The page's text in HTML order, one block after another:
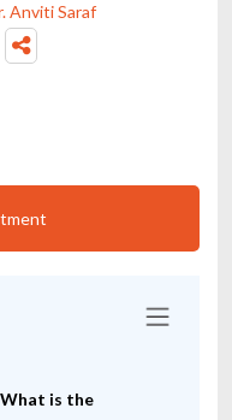
Anviti Saraf
What is the